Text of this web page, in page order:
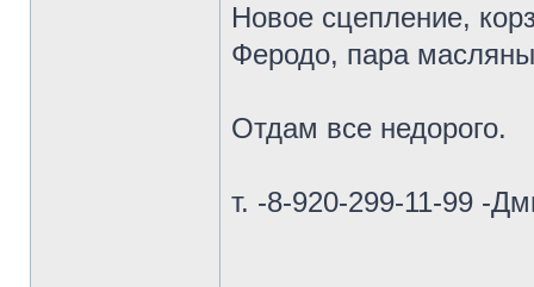
Новое сцепление,
Феродо, пара
Отдам все недорого.
т. -8-920-299-11-99 -